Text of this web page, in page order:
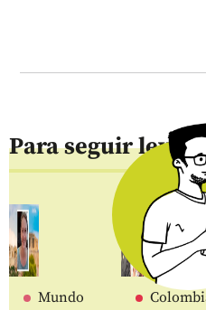
Para seguir
Mundo